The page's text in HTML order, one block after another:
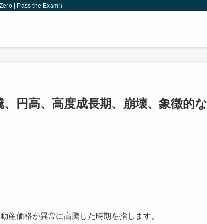
| Pass the Exam!）
円高、高度成長期、崩壊、象徴的な
産価格が異常に高騰した時期を指します。